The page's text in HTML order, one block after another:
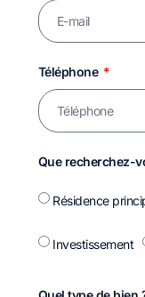
Téléphone
Que recherchez-
Résidence
Investissement